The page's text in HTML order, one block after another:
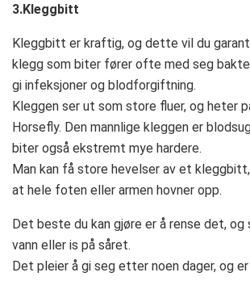
3.Kleggbitt
Kleggbitt er kraftig, og dette vil du
klegg som biter fører ofte med seg
gi infeksjoner og blodforgiftning.
Kleggen ser ut som store fluer, og heter
Horsefly. Den mannlige kleggen er
biter også ekstremt mye hardere.
Man kan få store hevelser av et
at hele foten eller armen hovner opp.
Det beste du kan gjøre er å rense det, og
vann eller is på såret.
Det pleier å gi seg etter noen dager, og